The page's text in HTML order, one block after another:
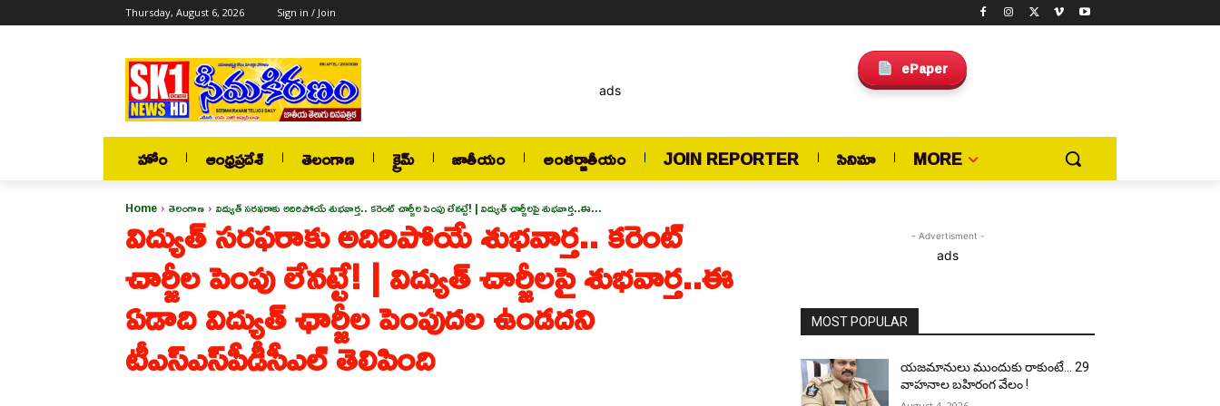
Thursday, August 6, 2026 Sign in / Join
ads
ePaper
హోం ఆంధ్రప్రదేశ్ తెలంగాణ క్రైమ్ జాతీయం అంతర్జాతీయం JOIN REPORTER సినిమా MORE
Home తెలంగాణ విద్యుత్ సరఫరాకు అదిరిపోయే శుభవార్త.. కరెంట్ చార్జీల పెంపు లేనట్టే! | విద్యుత్ చార్జీలపై శుభవార్త..ఈ...
విద్యుత్ సరఫరాకు అదిరిపోయే శుభవార్త.. కరెంట్
చార్జీల పెంపు లేనట్టే! | విద్యుత్ చార్జీలపై శుభవార్త..ఈ
ఏడాది విద్యుత్ ఛార్జీల పెంపుదల ఉండదని
టీఎస్‌ఎస్‌పీడీసీఎల్‌ తెలిపింది
- Advertisment -
ads
MOST POPULAR
యజమానులు ముందుకు రాకుంటే… 29
వాహనాల బహిరంగ వేలం !